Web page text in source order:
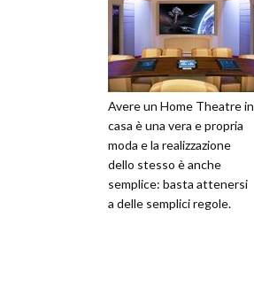
Avere un Home Theatre in
casa è una vera e propria
moda e la realizzazione
dello stesso è anche
semplice: basta attenersi
a delle semplici regole.